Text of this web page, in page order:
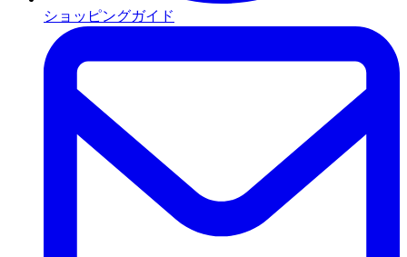
ショッピングガイド